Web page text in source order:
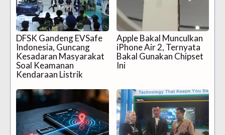
DFSK Gandeng EVSafe
Indonesia, Guncang
Kesadaran Masyarakat
Soal Keamanan
Kendaraan Listrik
Apple Bakal Munculkan
iPhone Air 2, Ternyata
Bakal Gunakan Chipset
Ini